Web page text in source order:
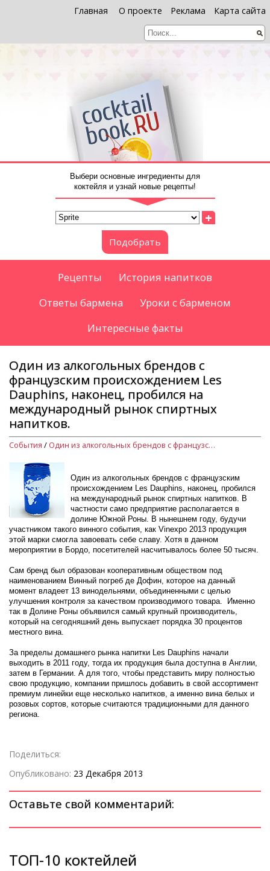
Главная О проекте Реклама Карта сайта
Выбери основные ингредиенты для
коктейля и узнай новые рецепты!
+
Подобрать
Рецепты
История напитков
Ответы бармена
Уроки с барменом
Интересные факты
Один из алкогольных брендов с
французским происхождением Les
Dauphins, наконец, пробился на
международный рынок спиртных
напитков.
События / Один из алкогольных брендов с французским происхождением Les Dauphins, наконец, пробился на международный рынок спиртных напитков.
Один из алкогольных брендов с французским
происхождением Les Dauphins, наконец, пробился
на международный рынок спиртных напитков. В
частности само предприятие располагается в
долине Южной Роны. В нынешнем году, будучи
участником такого винного события, как Vinexpo 2013 продукция
этой марки смогла завоевать себе славу. Хотя в данном
мероприятии в Бордо, посетителей насчитывалось более 50 тысяч.
Сам бренд был образован кооперативным обществом под
наименованием Винный погреб де Дофин, которое на данный
момент владеет 13 винодельнями, объединенными с целью
улучшения контроля за качеством производимого товара. Именно
так в Долине Роны объявился самый крупный производитель,
который на сегодняшний день выпускает порядка 30 процентов
местного вина.
За пределы домашнего рынка напитки Les Dauphins начали
выходить в 2011 году, тогда их продукция была доступна в Англии,
затем в Германии. А для того, чтобы представить миру полностью
свою продукцию, компании пришлось добавить в свой ассортимент
премиум линейки еще несколько напитков, а именно вина белых и
розовых сортов, которые считаются традиционными для данного
региона.
Поделиться:
Опубликовано: 23 Декабря 2013
Оставьте свой комментарий:
ТОП-10 коктейлей